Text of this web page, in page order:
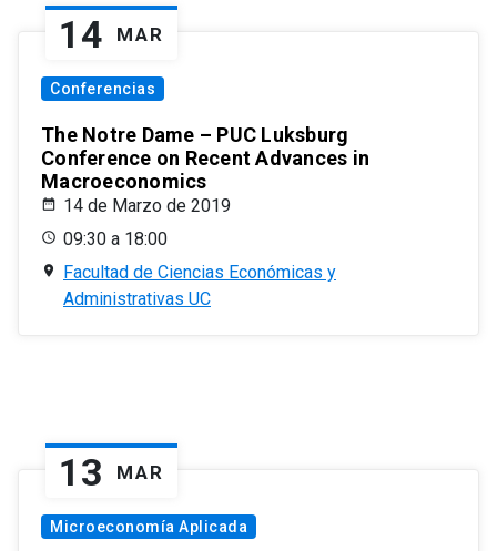
14 MAR
Conferencias
The Notre Dame – PUC Luksburg
Conference on Recent Advances in
Macroeconomics
14 de Marzo de 2019
09:30 a 18:00
Facultad de Ciencias Económicas y
Administrativas UC
13 MAR
Microeconomía Aplicada